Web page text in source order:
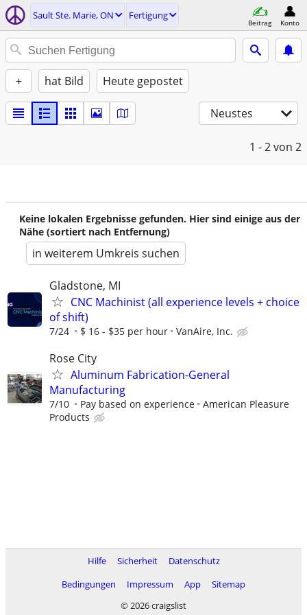
Sault Ste. Marie, ON Fertigung
Beitrag Konto
+ hat Bild Heute gepostet
Neustes
1 - 2von 2
Keine lokalen Ergebnisse gefunden. Hier sind einige aus der
Nähe (sortiert nach Entfernung)
in weiterem Umkreis suchen
Gladstone, MI
CNC Machinist (all experience levels + choice
of shift)
7/24 $ 16 - $35 per hour VanAire, Inc.
Rose City
Aluminum Fabrication-General
Manufacturing
7/10 Pay based on experience
American Pleasure
Products
Hilfe Sicherheit
Datenschutz
Bedingungen
Impressum App
Sitemap
© 2026 craigslist